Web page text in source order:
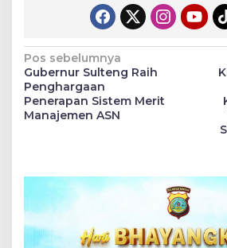
Navigasi
pos
Pos sebelumnya
Gubernur Sulteng Raih
Penghargaan
Penerapan Sistem Merit
Manajemen ASN